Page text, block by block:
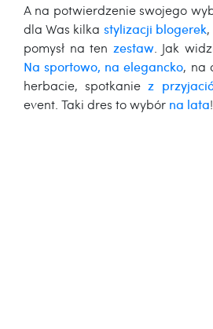
A na potwierdzenie swojego
dla Was kilka stylizacji blogerek
pomysł na ten zestaw. Jak
Na sportowo, na elegancko, na
herbacie, spotkanie z
event. Taki dres to wybór na lata!